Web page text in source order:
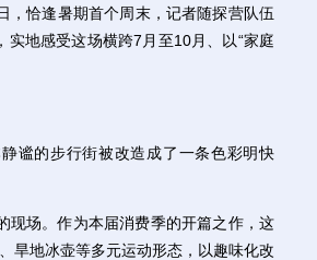
恰逢暑期首个周末，记者随探营队伍
地感受这场横跨7月至10月、以“家庭
的步行街被改造成了一条色彩明快
场。作为本届消费季的开篇之作，这
旱地冰壶等多元运动形态，以趣味化改